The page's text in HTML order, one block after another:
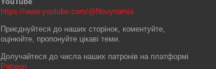
https://www.youtube.com/@Novynarnia
Приєднуйтеся до наших сторінок, коментуйте,
оцінюйте, пропонуйте цікаві теми.
Долучайтеся до числа наших патронів на платформі
Patreon